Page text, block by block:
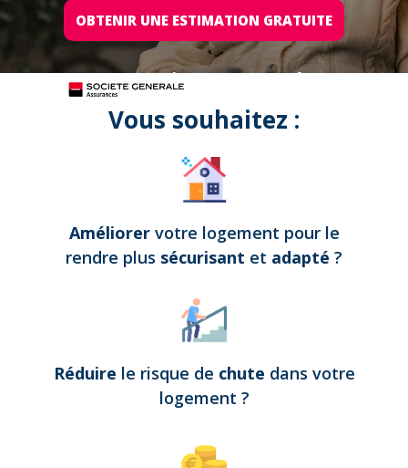
OBTENIR UNE ESTIMATION GRATUITE
Tous nos projets sont assurés par
Vous souhaitez :
Améliorer votre logement pour le
rendre plus sécurisant et adapté ?
Réduire le risque de chute dans votre
logement ?